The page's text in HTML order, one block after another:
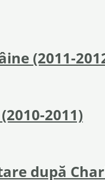
(2011-
2011)
după